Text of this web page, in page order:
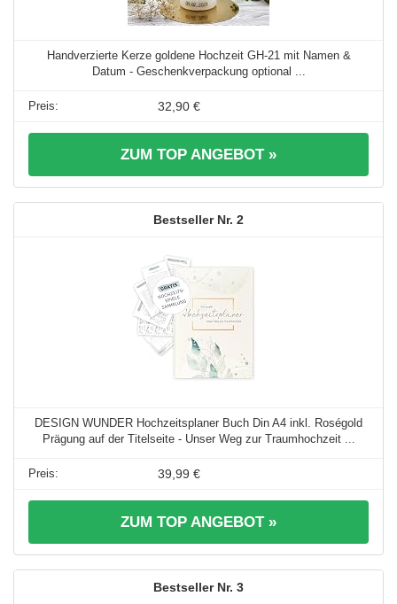
Handverzierte Kerze goldene Hochzeit GH-21 mit Namen &
Datum - Geschenkverpackung optional ...
32,90 €
ZUM TOP ANGEBOT »
2
DESIGN WUNDER Hochzeitsplaner Buch Din A4 inkl. Roségold
Prägung auf der Titelseite - Unser Weg zur Traumhochzeit ...
39,99 €
ZUM TOP ANGEBOT »
3